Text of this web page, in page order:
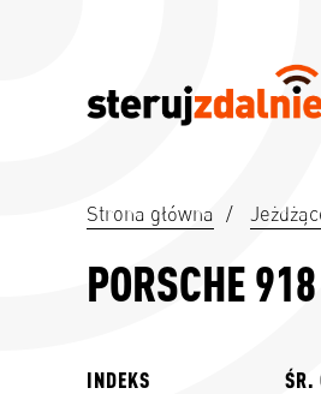
Strona główna /
PORSCHE
INDEKS ŚR.